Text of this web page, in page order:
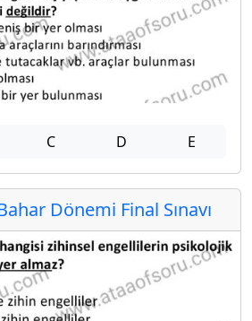
C D E
Dönemi Final Sınavı